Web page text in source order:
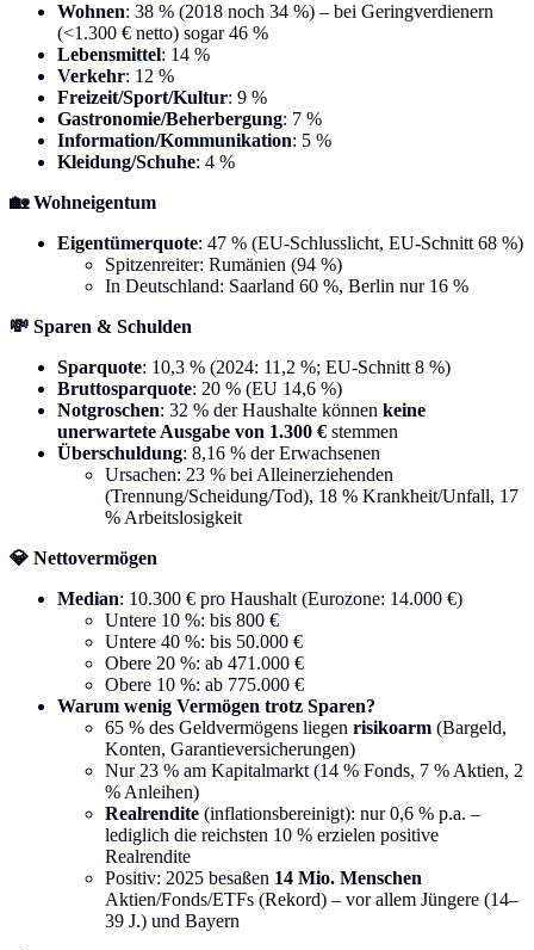
Wohnen: 38 % (2018 noch 34 %) – bei Geringverdienern
(<1.300 € netto) sogar 46 %
Lebensmittel: 14 %
Verkehr: 12 %
Freizeit/Sport/Kultur: 9 %
Gastronomie/Beherbergung: 7 %
Information/Kommunikation: 5 %
Kleidung/Schuhe: 4 %
🏡 Wohneigentum
Eigentümerquote: 47 % (EU-Schlusslicht, EU-Schnitt 68 %)
Spitzenreiter: Rumänien (94 %)
In Deutschland: Saarland 60 %, Berlin nur 16 %
💸 Sparen & Schulden
Sparquote: 10,3 % (2024: 11,2 %; EU-Schnitt 8 %)
Bruttosparquote: 20 % (EU 14,6 %)
Notgroschen: 32 % der Haushalte können keine
unerwartete Ausgabe von 1.300 € stemmen
Überschuldung: 8,16 % der Erwachsenen
Ursachen: 23 % bei Alleinerziehenden
(Trennung/Scheidung/Tod), 18 % Krankheit/Unfall, 17
% Arbeitslosigkeit
💎 Nettovermögen
Median: 10.300 € pro Haushalt (Eurozone: 14.000 €)
Untere 10 %: bis 800 €
Untere 40 %: bis 50.000 €
Obere 20 %: ab 471.000 €
Obere 10 %: ab 775.000 €
Warum wenig Vermögen trotz Sparen?
65 % des Geldvermögens liegen risikoarm (Bargeld,
Konten, Garantieversicherungen)
Nur 23 % am Kapitalmarkt (14 % Fonds, 7 % Aktien, 2
% Anleihen)
Realrendite (inflationsbereinigt): nur 0,6 % p.a. –
lediglich die reichsten 10 % erzielen positive
Realrendite
Positiv: 2025 besaßen 14 Mio. Menschen
Aktien/Fonds/ETFs (Rekord) – vor allem Jüngere (14–
39 J.) und Bayern